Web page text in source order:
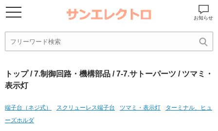
お知らせ
トップ/7.制御回路・機構部品 /7-7.サトーパーツ / ツマミ・
表示灯
端子台（ネジ式） スクリューレス端子台 ツマミ・表示灯
ターミナル、ヒュ
ーズホルダ